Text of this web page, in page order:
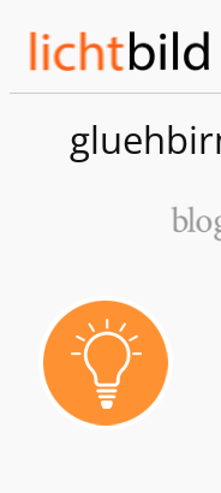
Inhalt
springen